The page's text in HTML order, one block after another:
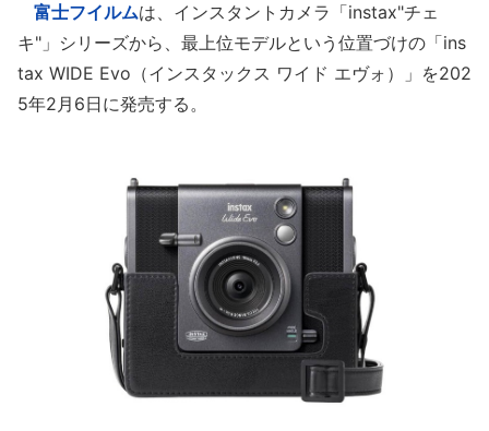
富士フイルムは、インスタントカメラ「instax"チェ
キ"」シリーズから、最上位モデルという位置づけの「ins
tax WIDE Evo（インスタックス ワイド エヴォ）」を202
5年2月6日に発売する。